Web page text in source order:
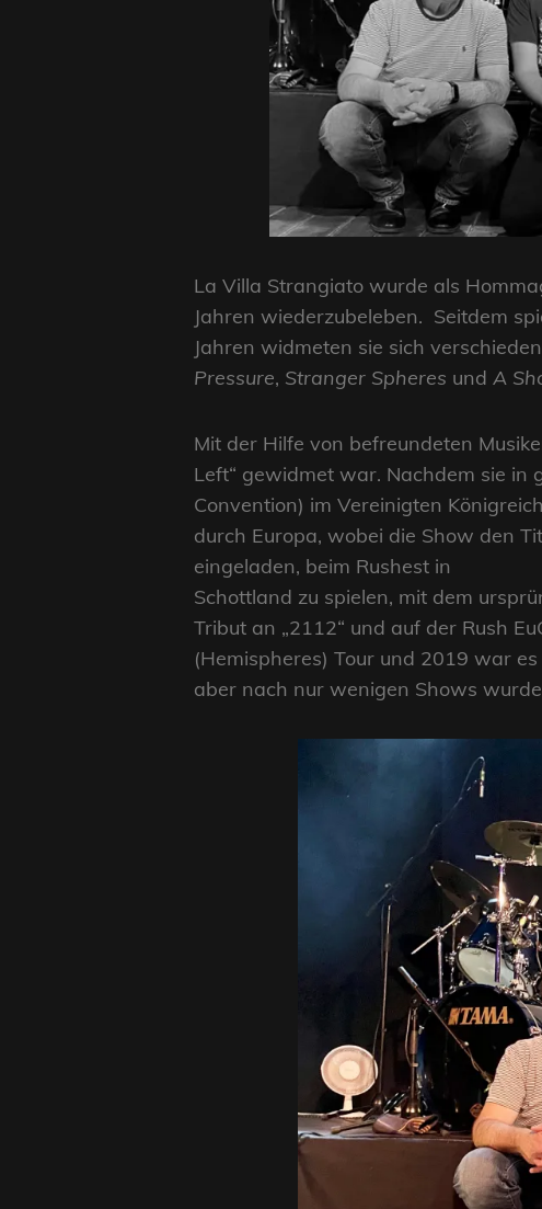
La Villa Strangiato wurde als
Jahren wiederzubeleben. Seitdem
Jahren widmeten sie sich
Pressure, Stranger Spheres und A
Mit der Hilfe von befreundeten
Left“ gewidmet war. Nachdem sie in
Convention) im Vereinigten
durch Europa, wobei die Show den
eingeladen, beim Rushest in
Schottland zu spielen, mit dem
Tribut an „2112“ und auf der Rush
(Hemispheres) Tour und 2019 war
aber nach nur wenigen Shows